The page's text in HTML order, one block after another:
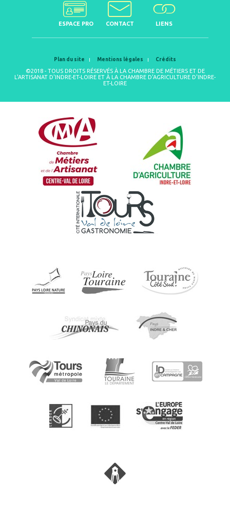
ESPACE PRO CONTACT LIENS
Plan du site Mentions légales Crédits
©2018 - TOUS DROITS RÉSERVÉS À LA CHAMBRE DE MÉTIERS ET DE
L'ARTISANAT D'INDRE-ET-LOIRE ET À LA CHAMBRE D'AGRICULTURE D'INDRE-
ET-LOIRE